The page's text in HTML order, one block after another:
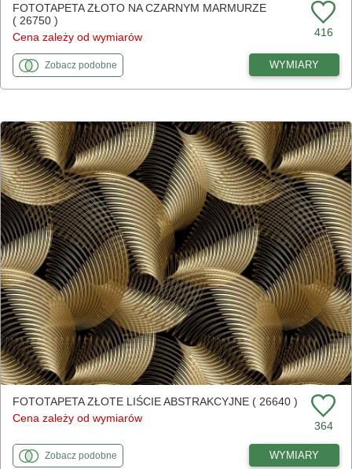
FOTOTAPETA ZŁOTO NA CZARNYM MARMURZE
( 26750 )
Cena zależy od wymiarów
416
Zobaczfototapety
podobnedo Złoto na czarnym marmurze WYMIARY
FOTOTAPETA ZŁOTE LIŚCIE ABSTRAKCYJNE ( 26640 )
Cena zależy od wymiarów
364
Zobaczfototapety
podobnedo Złote liście abstrakcyjne WYMIARY